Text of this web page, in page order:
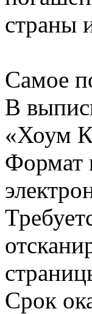
страны
Самое
В
«Хоум
Формат
Срок